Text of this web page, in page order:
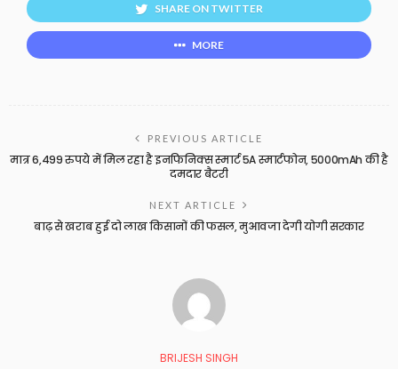
SHARE ON TWITTER
MORE
PREVIOUS ARTICLE
मात्र 6,499 रुपये में मिल रहा है इनफिनिक्स स्मार्ट 5A स्मार्टफोन, 5000mAh की है
दमदार बैटरी
NEXT ARTICLE
बाढ़ से खराब हुई दो लाख किसानों की फसल, मुआवजा देगी योगी सरकार
BRIJESH SINGH